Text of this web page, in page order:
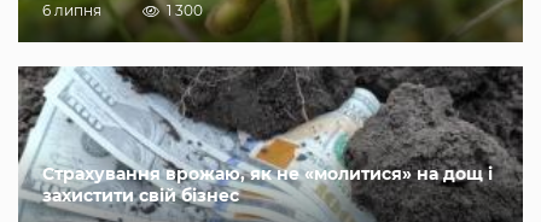
6 липня 1 300
Страхування врожаю, як не «молитися» на дощ і
захистити свій бізнес